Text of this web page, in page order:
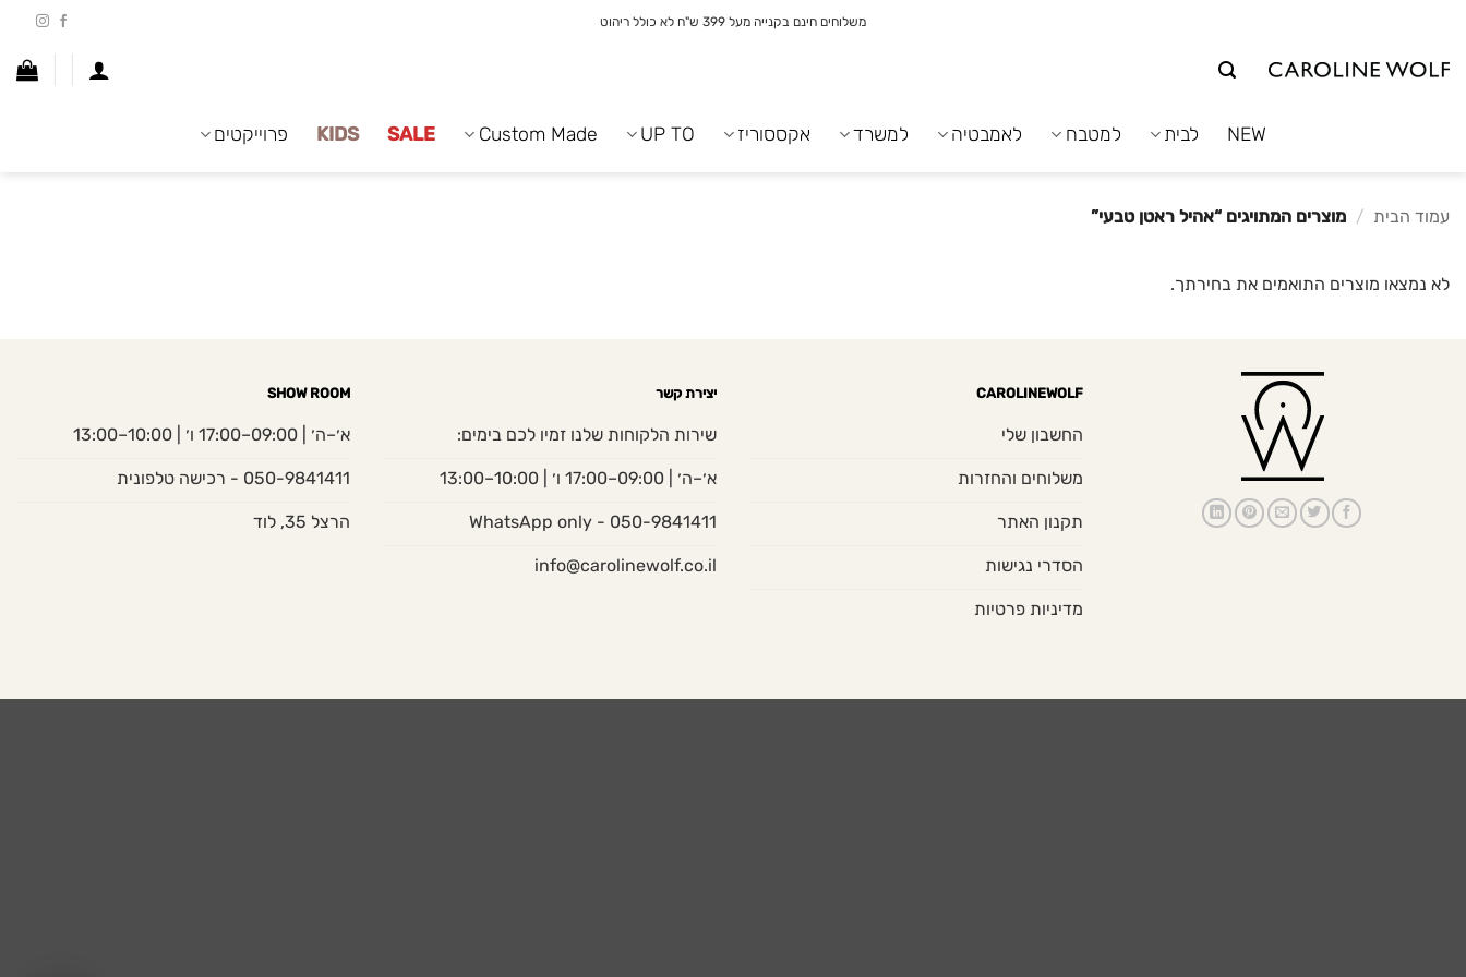
משלוחים חינם בקנייה מעל 399 ש"ח לא כולל ריהוט
NEW לבית למטבח לאמבטיה למשרד אקססוריז UP TO
Custom Made
SALE
KIDS פרוייקטים
עמוד הבית / מוצרים המתויגים “אהיל ראטן טבעי”
לא נמצאו מוצרים התואמים את בחירתך.
CAROLINEWOLF
החשבון שלי
משלוחים והחזרות
תקנון האתר
הסדרי נגישות
מדיניות פרטיות
יצירת קשר
שירות הלקוחות שלנו זמיו לכם בימים:
א׳–ה׳ | 09:00–17:00 ו׳ | 10:00–13:00
050-9841411 - WhatsApp only
info@carolinewolf.co.il
SHOW ROOM
א׳–ה׳ | 09:00–17:00 ו׳ | 10:00–13:00
050-9841411 - רכישה טלפונית
הרצל 35, לוד